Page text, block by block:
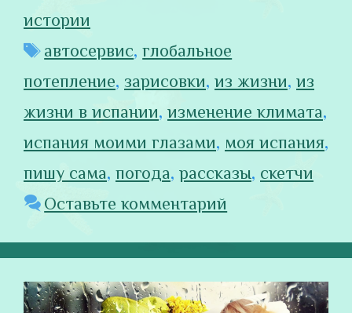
истории
Метки
автосервис,глобальное
потепление, зарисовки, из жизни, из
жизни в испании, изменение климата,
испания моими глазами, моя испания,
пишу сама, погода, рассказы, скетчи
Оставьте комментарий